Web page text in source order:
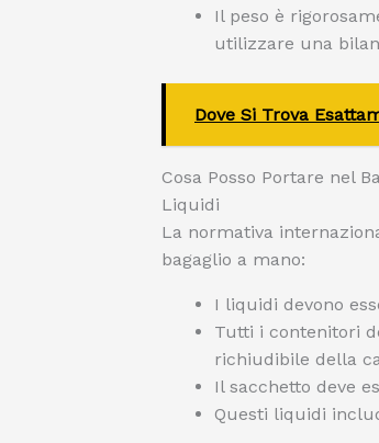
Il peso è
utilizzare una
Dove Si Trova
Cosa Posso Portare nel
Liquidi
La normativa
bagaglio a mano:
I liquidi devono
Tutti i contenitori
richiudibile della
Il sacchetto deve
Questi liquidi